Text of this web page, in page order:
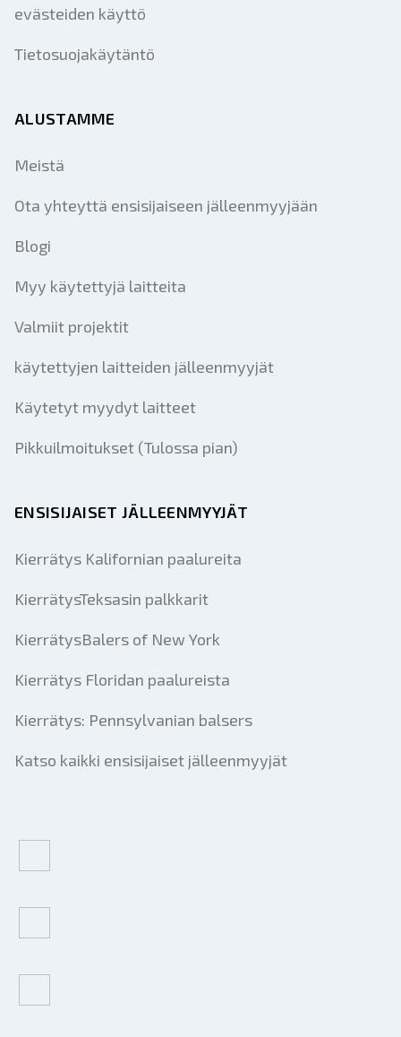
evästeiden käyttö
Tietosuojakäytäntö
ALUSTAMME
Meistä
Ota yhteyttä ensisijaiseen jälleenmyyjään
Blogi
Myy käytettyjä laitteita
Valmiit projektit
käytettyjen laitteiden jälleenmyyjät
Käytetyt myydyt laitteet
Pikkuilmoitukset (Tulossa pian)
ENSISIJAISET JÄLLEENMYYJÄT
Kierrätys Kalifornian paalureita
KierrätysTeksasin palkkarit
KierrätysBalers of New York
Kierrätys Floridan paalureista
Kierrätys: Pennsylvanian balsers
Katso kaikki ensisijaiset jälleenmyyjät